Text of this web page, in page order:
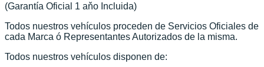
(Garantía Oficial 1 aňo Incluida)
Todos nuestros vehículos proceden de Servicios Oficiales de
cada Marca ó Representantes Autorizados de la misma.
Todos nuestros vehículos disponen de: